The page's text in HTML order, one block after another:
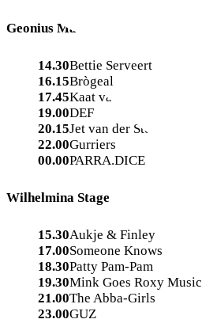
Geonius Main Stage
14.30Bettie Serveert
16.15Brògeal
17.45Kaat van Stralen
19.00DEF
20.15Jet van der Steen
22.00Gurriers
00.00PARRA.DICE
Wilhelmina Stage
15.30Aukje & Finley
17.00Someone Knows
18.30Patty Pam-Pam
19.30Mink Goes Roxy Music
21.00The Abba-Girls
23.00GUZ